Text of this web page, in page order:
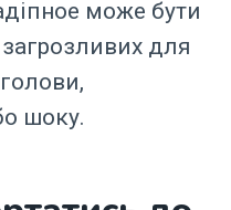
може бути
для
шоку.